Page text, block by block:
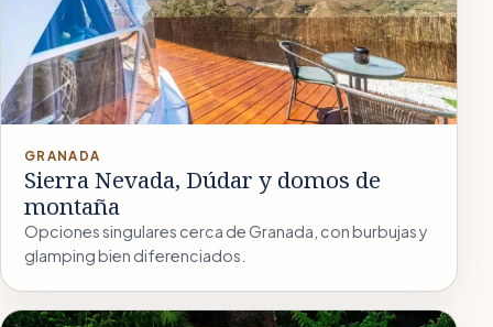
GRANADA
Sierra Nevada, Dúdar y domos de
montaña
Opciones singulares cerca de Granada, con burbujas y
glamping bien diferenciados.